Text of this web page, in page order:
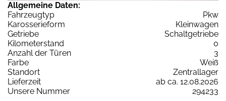
Allgemeine Daten:
Fahrzeugtyp
Pkw
Karosserieform
Kleinwagen
Getriebe
Schaltgetriebe
Kilometerstand
0
Anzahl der Türen
3
Farbe
Weiß
Standort
Zentrallager
Lieferzeit
ab ca. 12.08.2026
Unsere Nummer
294233